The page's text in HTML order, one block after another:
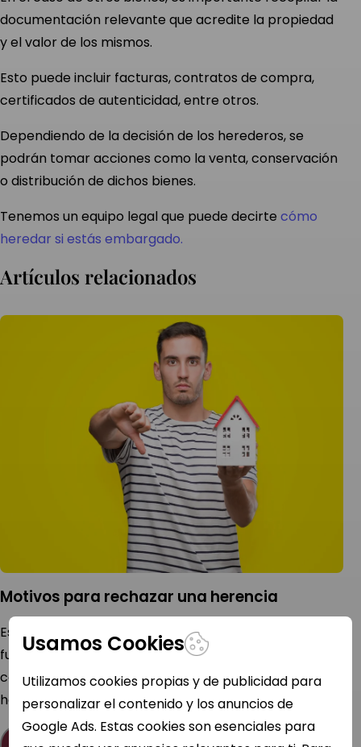
Usamos Cookies
Utilizamos cookies propias y de publicidad para
personalizar el contenido y los anuncios de
Google Ads. Estas cookies son esenciales para
documentación relevante que acredite la propiedad
y el valor de los mismos.
Esto puede incluir facturas, contratos de compra,
certificados de autenticidad, entre otros.
Dependiendo de la decisión de los herederos, se
podrán tomar acciones como la venta, conservación
o distribución de dichos bienes.
Tenemos un equipo legal que puede decirte cómo
heredar si estás embargado.
artículos relacionados
Motivos para rechazar una herencia
Estas son las razones más comunes por las que un
futuro heredero rechaza una herencia, además te
contamos una alternativa para ganar dinero con una
herencia sin aceptarla.